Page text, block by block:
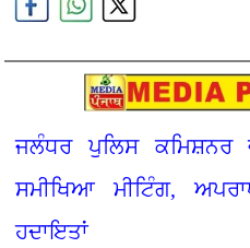
ਜਲੰਧਰ ਪੁਲਿਸ
ਸਮੀਖਿਆ ਮੀਟਿੰਗ,
ਹਦਾਇਤਾਂ